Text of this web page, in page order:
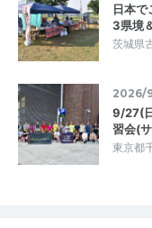
日本
3県境
茨城県
2026/
9/27(
習会(
東京都